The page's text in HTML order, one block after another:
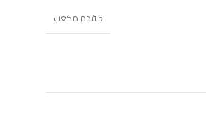
5 قدم مكعب